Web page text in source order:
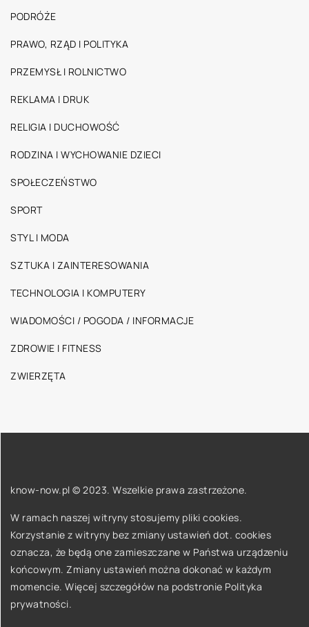
PODRÓŻE
PRAWO, RZĄD I POLITYKA
PRZEMYSŁ I ROLNICTWO
REKLAMA I DRUK
RELIGIA I DUCHOWOŚĆ
RODZINA I WYCHOWANIE DZIECI
SPOŁECZEŃSTWO
SPORT
STYL I MODA
SZTUKA I ZAINTERESOWANIA
TECHNOLOGIA I KOMPUTERY
WIADOMOŚCI / POGODA / INFORMACJE
ZDROWIE I FITNESS
ZWIERZĘTA
know-now.pl © 2023. Wszelkie prawa zastrzeżone.
W ramach naszej witryny stosujemy pliki cookies.
Korzystanie z witryny bez zmiany ustawień dot. cookies
oznacza, że będą one zamieszczane w Państwa urządzeniu
końcowym. Zmiany ustawień można dokonać w każdym
momencie. Więcej szczegółów na podstronie Polityka
prywatności.